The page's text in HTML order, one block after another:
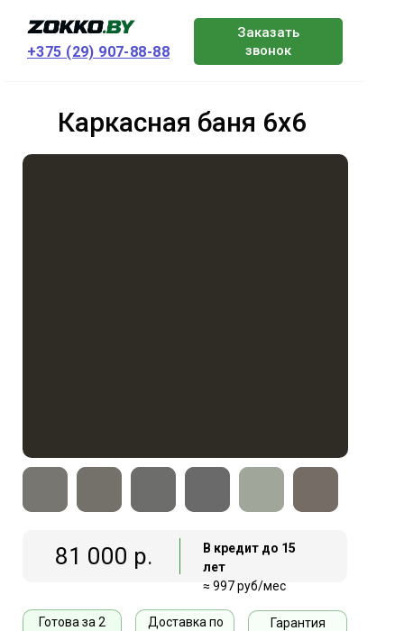
+375 (29) 907-88-88
Заказать
звонок
Каркасная баня 6х6
81 000 р.
В кредит до 15
лет
≈ 997 руб/мес
Готова за 2
Доставка по
Гарантия